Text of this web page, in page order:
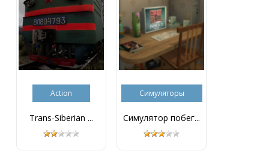
Action
Trans-Siberian ...
Симуляторы
Симулятор побег...